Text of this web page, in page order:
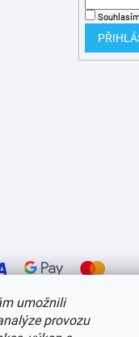
umožnili
provozu
Souhlasím